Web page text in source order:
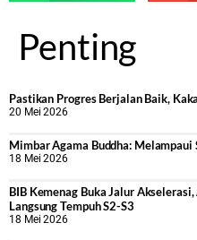
Penting
Pastikan Progres Berjalan Baik,
20 Mei 2026
Mimbar Agama Buddha: Melampaui
18 Mei 2026
BIB Kemenag Buka Jalur
Langsung Tempuh S2-S3
18 Mei 2026